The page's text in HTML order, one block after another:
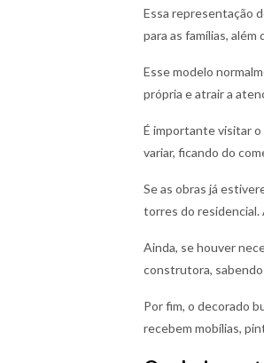
Essa representação
para as famílias,
Esse modelo
própria e atrair a
É importante visitar
variar, ficando do
Se as obras já
torres do residencial.
Ainda, se houver
construtora,
Por fim, o decorado
recebem mobílias,